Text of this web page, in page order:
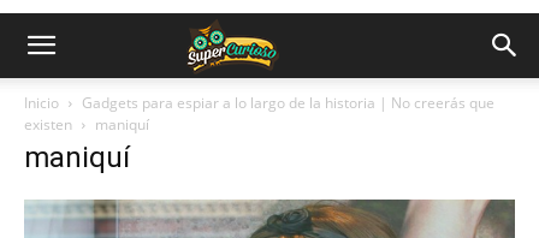
Inicio
Gadgets para espiar a lo largo de la historia | No creerás que
existen
maniquí
maniquí